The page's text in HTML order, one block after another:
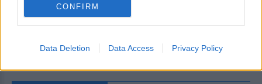
CONFIRM
Data Deletion Data Access Privacy Policy